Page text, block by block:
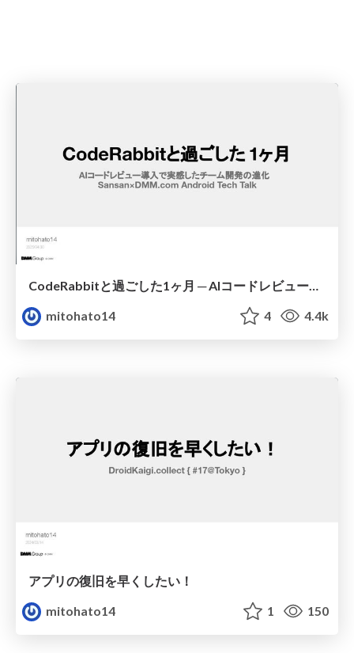
CodeRabbitと過ごした1ヶ月 ─ AIコードレビュー導入で実感したチーム開発の進化
mitohato14
4 4.4k
アプリの復旧を早くしたい！
mitohato14
1 150